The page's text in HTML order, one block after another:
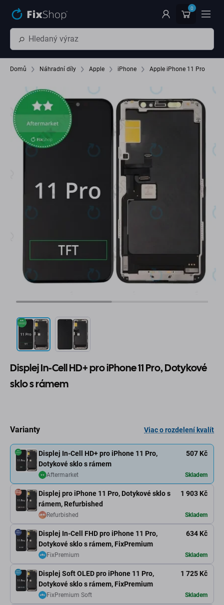
0
Domů Náhradní díly Apple iPhone Apple iPhone 11 Pro
Displej In-Cell HD+ pro iPhone 11 Pro, Dotykové
sklo s rámem
Varianty Viac o rozdelení kvalít
Displej pro iPhone 11 Pro, Dotykové sklo s
rámem, Refurbished
1 903 Kč
Refurbished Skladem
Displej In-Cell FHD pro iPhone 11 Pro,
Dotykové sklo s rámem, FixPremium
634 Kč
FixPremium Skladem
Displej Soft OLED pro iPhone 11 Pro,
Dotykové sklo s rámem, FixPremium
1 725 Kč
FixPremium Soft Skladem
Displej In-Cell HD+ pro iPhone 11 Pro,
Dotykové sklo s rámem
507 Kč
Aftermarket Skladem